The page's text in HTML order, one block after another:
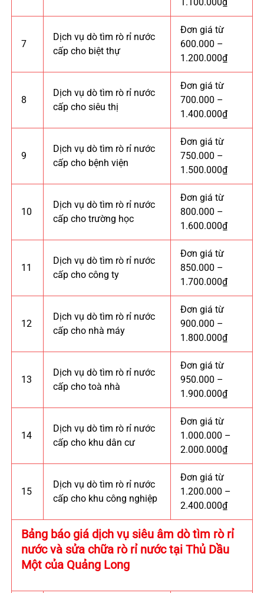
7
Dịch vụ dò tìm rò rỉ nước
cấp cho biệt thự
Đơn giá từ
600.000 –
1.200.000₫
8
Dịch vụ dò tìm rò rỉ nước
cấp cho siêu thị
Đơn giá từ
700.000 –
1.400.000₫
9
Dịch vụ dò tìm rò rỉ nước
cấp cho bệnh viện
Đơn giá từ
750.000 –
1.500.000₫
10
Dịch vụ dò tìm rò rỉ nước
cấp cho trường học
Đơn giá từ
800.000 –
1.600.000₫
11
Dịch vụ dò tìm rò rỉ nước
cấp cho công ty
Đơn giá từ
850.000 –
1.700.000₫
12
Dịch vụ dò tìm rò rỉ nước
cấp cho nhà máy
Đơn giá từ
900.000 –
1.800.000₫
13
Dịch vụ dò tìm rò rỉ nước
cấp cho toà nhà
Đơn giá từ
950.000 –
1.900.000₫
14
Dịch vụ dò tìm rò rỉ nước
cấp cho khu dân cư
Đơn giá từ
1.000.000 –
2.000.000₫
15
Dịch vụ dò tìm rò rỉ nước
cấp cho khu công nghiệp
Đơn giá từ
1.200.000 –
2.400.000₫
Bảng báo giá dịch vụ siêu âm dò tìm rò rỉ
nước và sửa chữa rò rỉ nước tại Thủ Dầu
Một của Quảng Long